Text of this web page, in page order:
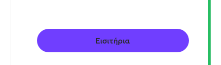
Εισιτήρια